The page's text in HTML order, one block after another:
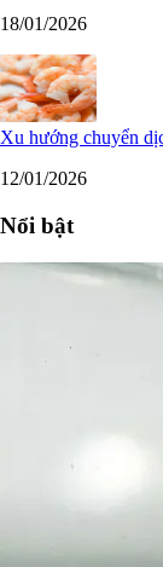
18/01/2026
Xu hướng chuyển
12/01/2026
Nổi bật